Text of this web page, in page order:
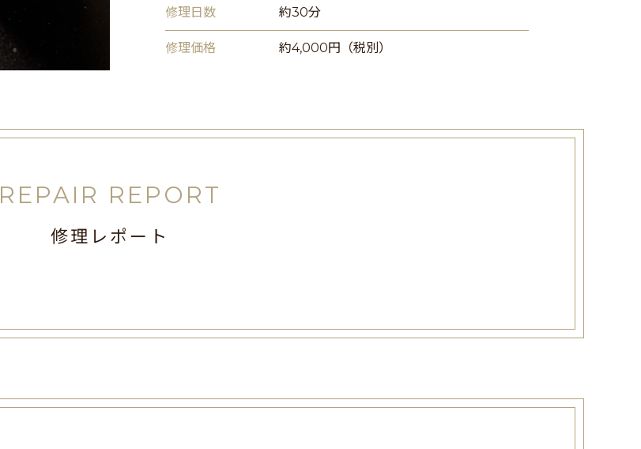
修理日数 約30分
修理価格 約4,000円（税別）
REPAIR REPORT
修理レポート